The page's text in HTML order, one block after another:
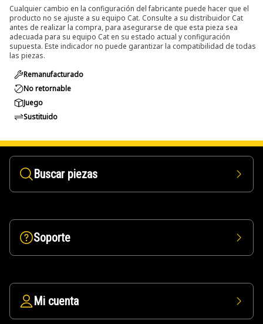
Cualquier cambio en la configuración del fabricante puede hacer que el
producto no se ajuste a su equipo Cat. Consulte a su distribuidor Cat
antes de realizar la compra, para asegurarse de que esta pieza sea
adecuada para su equipo Cat en su estado actual y configuración
supuesta. Este indicador no puede garantizar la compatibilidad de todas
las piezas.
Remanufacturado
No retornable
Juego
Sustituido
Buscar piezas
Soporte
Mi cuenta